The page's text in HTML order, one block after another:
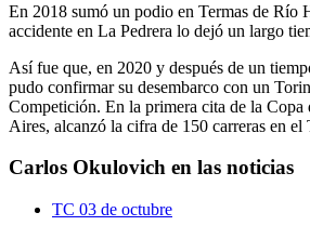
En 2018 sumó un podio en Termas de Río
accidente en La Pedrera lo dejó un largo
Así fue que, en 2020 y después de un
pudo confirmar su desembarco con un
Competición. En la primera cita de la Copa
Aires, alcanzó la cifra de 150 carreras en el
Carlos Okulovich en las noticias
TC 03 de octubre